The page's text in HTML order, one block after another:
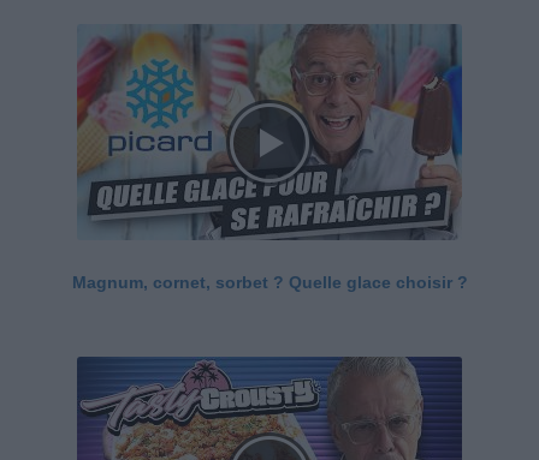
Magnum, cornet, sorbet ? Quelle glace choisir ?